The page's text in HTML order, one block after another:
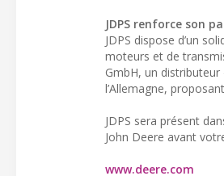
JDPS renforce son
JDPS dispose d’un
moteurs et de
GmbH, un distributeur
l’Allemagne,
JDPS sera présent
John Deere avant
www.deere.com